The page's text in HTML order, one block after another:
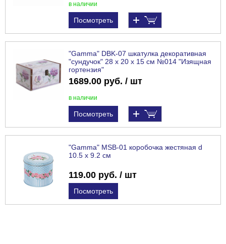
в наличии
Посмотреть
"Gamma" DBK-07 шкатулка декоративная
"сундучок" 28 х 20 х 15 см №014 "Изящная
гортензия"
1689.00 руб. / шт
в наличии
Посмотреть
"Gamma" MSB-01 коробочка жестяная d
10.5 х 9.2 см
119.00 руб. / шт
Посмотреть